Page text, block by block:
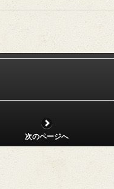
次のページへ